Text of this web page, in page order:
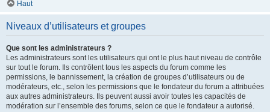
Haut
Niveaux d’utilisateurs et groupes
Que sont les administrateurs ?
Les administrateurs sont les utilisateurs qui ont le plus haut niveau de contrôle
sur tout le forum. Ils contrôlent tous les aspects du forum comme les
permissions, le bannissement, la création de groupes d’utilisateurs ou de
modérateurs, etc., selon les permissions que le fondateur du forum a attribuées
aux autres administrateurs. Ils peuvent aussi avoir toutes les capacités de
modération sur l’ensemble des forums, selon ce que le fondateur a autorisé.